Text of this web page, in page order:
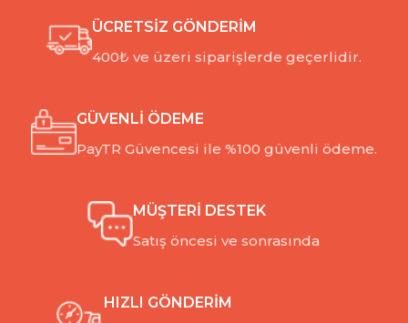
ÜCRETSİZ GÖNDERİM
400₺ ve üzeri siparişlerde geçerlidir.
GÜVENLİ ÖDEME
PayTR Güvencesi ile %100 güvenli ödeme.
MÜŞTERİ DESTEK
Satış öncesi ve sonrasında
HIZLI GÖNDERİM